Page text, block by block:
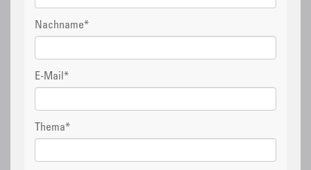
Nachname*
E-Mail *
Thema*